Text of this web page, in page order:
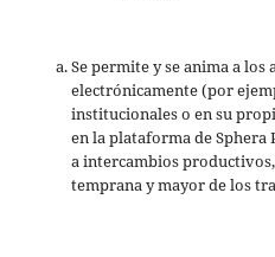
Se permite y se anima a
electrónicamente (por
institucionales o en su
en la plataforma de Sphera
a intercambios
temprana y mayor de los